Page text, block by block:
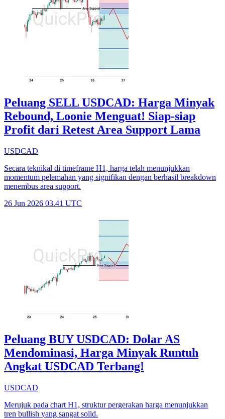
Peluang SELL USDCAD: Harga Minyak
Rebound, Loonie Menguat! Siap-siap
Profit dari Retest Area Support Lama
USDCAD
Secara teknikal di timeframe H1, harga telah menunjukkan
momentum pelemahan yang signifikan dengan berhasil breakdown
menembus area support.
26 Jun 2026 03.41 UTC
Peluang BUY USDCAD: Dolar AS
Mendominasi, Harga Minyak Runtuh
Angkat USDCAD Terbang!
USDCAD
Merujuk pada chart H1, struktur pergerakan harga menunjukkan
tren bullish yang sangat solid.